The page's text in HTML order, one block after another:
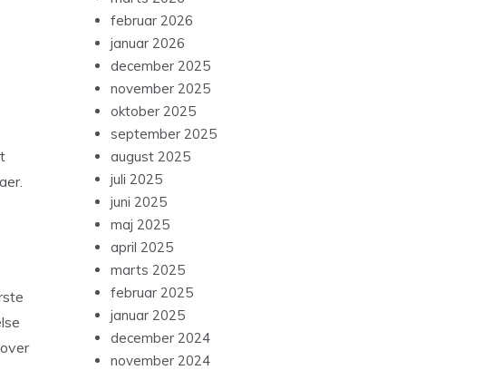
februar 2026
januar 2026
december 2025
november 2025
oktober 2025
september 2025
august 2025
juli 2025
juni 2025
maj 2025
april 2025
marts 2025
februar 2025
januar 2025
december 2024
november 2024